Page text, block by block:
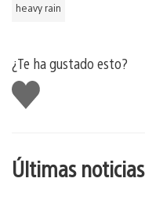
heavy rain
¿Te ha gustado esto?
Me
gusta
Últimas noticias